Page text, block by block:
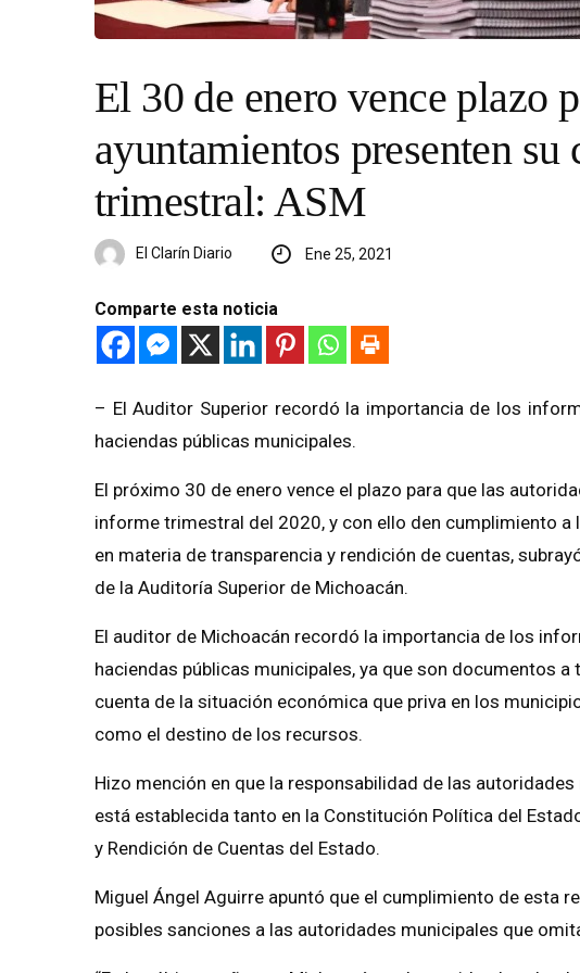
El 30 de enero vence plazo
ayuntamientos presenten
trimestral: ASM
El Clarín Diario Ene 25, 2021
Comparte esta noticia
– El Auditor Superior recordó la importancia de los
haciendas públicas municipales.
El próximo 30 de enero vence el plazo para que las
informe trimestral del 2020, y con ello den cumplimiento a
en materia de transparencia y rendición de cuentas,
de la Auditoría Superior de Michoacán.
El auditor de Michoacán recordó la importancia de los
haciendas públicas municipales, ya que son documentos
cuenta de la situación económica que priva en los
como el destino de los recursos.
Hizo mención en que la responsabilidad de las
está establecida tanto en la Constitución Política del
y Rendición de Cuentas del Estado.
Miguel Ángel Aguirre apuntó que el cumplimiento de esta
posibles sanciones a las autoridades municipales que